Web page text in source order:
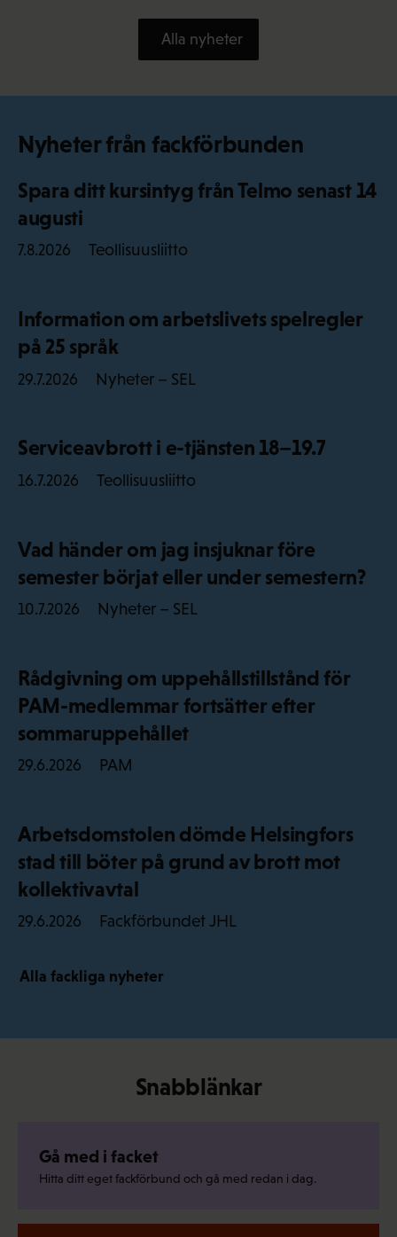
Alla nyheter
Nyheter från fackförbunden
Spara ditt kursintyg från Telmo senast 14
augusti
7.8.2026 Teollisuusliitto
Information om arbetslivets spelregler
på 25 språk
29.7.2026 Nyheter – SEL
Serviceavbrott i e-tjänsten 18–19.7
16.7.2026 Teollisuusliitto
Vad händer om jag insjuknar före
semester börjat eller under semestern?
10.7.2026 Nyheter – SEL
Rådgivning om uppehållstillstånd för
PAM-medlemmar fortsätter efter
sommaruppehållet
29.6.2026 PAM
Arbetsdomstolen dömde Helsingfors
stad till böter på grund av brott mot
kollektivavtal
29.6.2026 Fackförbundet JHL
Alla fackliga nyheter
Snabblänkar
Gå med i facket
Hitta ditt eget fackförbund och gå med redan i dag.